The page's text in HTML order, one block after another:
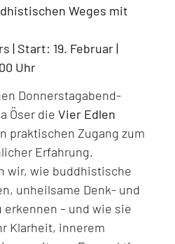
Weges mit
| Start: 19. Februar |
Uhr
Donnerstagabend-
Öser die Vier Edlen
praktischen Zugang zum
Erfahrung.
wir, wie buddhistische
unheilsame Denk- und
– und wie sie
Klarheit, innerem